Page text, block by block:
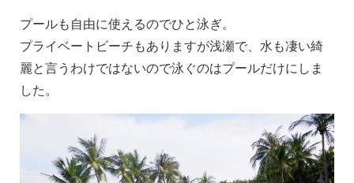
プールも自由に使えるのでひと泳ぎ。
プライベートビーチもありますが浅瀬で、水も凄い綺
麗と言うわけではないので泳ぐのはプールだけにしま
した。